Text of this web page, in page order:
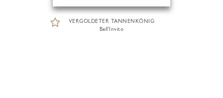
VERGOLDETER TANNENKÖNIG
Bell'Invito